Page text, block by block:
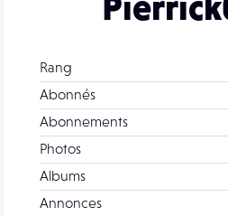
Rang
Abonnés
Abonnements
Photos
Albums
Annonces